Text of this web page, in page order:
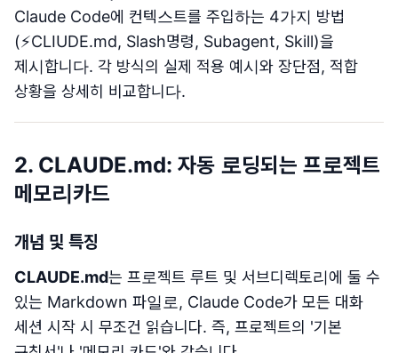
Claude Code에 컨텍스트를 주입하는 4가지 방법
(⚡️CLIUDE.md, Slash명령, Subagent, Skill)을
제시합니다. 각 방식의 실제 적용 예시와 장단점, 적합
상황을 상세히 비교합니다.
2. CLAUDE.md: 자동 로딩되는 프로젝트
메모리카드
개념 및 특징
CLAUDE.md는 프로젝트 루트 및 서브디렉토리에 둘 수
있는 Markdown 파일로, Claude Code가 모든 대화
세션 시작 시 무조건 읽습니다. 즉, 프로젝트의 '기본